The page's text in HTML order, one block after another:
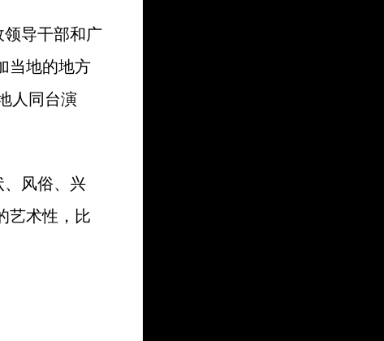
导干部和广
当地的地方
人同台演
风俗、兴
艺术性，比